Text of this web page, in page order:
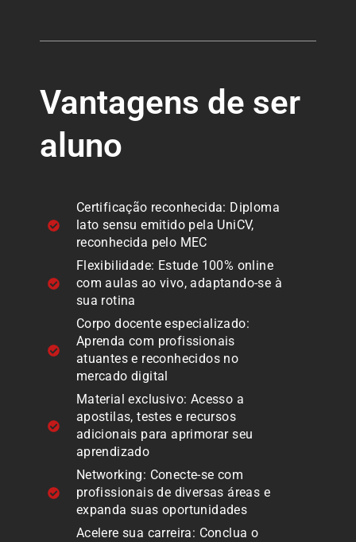
Vantagens de ser
aluno
Certificação reconhecida: Diploma
lato sensu emitido pela UniCV,
reconhecida pelo MEC
Flexibilidade: Estude 100% online
com aulas ao vivo, adaptando-se à
sua rotina
Corpo docente especializado:
Aprenda com profissionais
atuantes e reconhecidos no
mercado digital
Material exclusivo: Acesso a
apostilas, testes e recursos
adicionais para aprimorar seu
aprendizado
Networking: Conecte-se com
profissionais de diversas áreas e
expanda suas oportunidades
Acelere sua carreira: Conclua o